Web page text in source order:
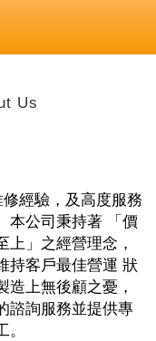
Us
經驗，及高度服務
本公司秉持著 「價
」之經營理念，
持客戶最佳營運 狀
上無後顧之憂，
諮詢服務並提供專